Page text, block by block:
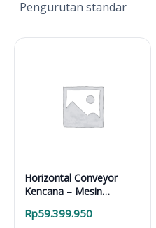
Horizontal Conveyor
Kencana – Mesin
Efisien 750kg
Rp59.399.950